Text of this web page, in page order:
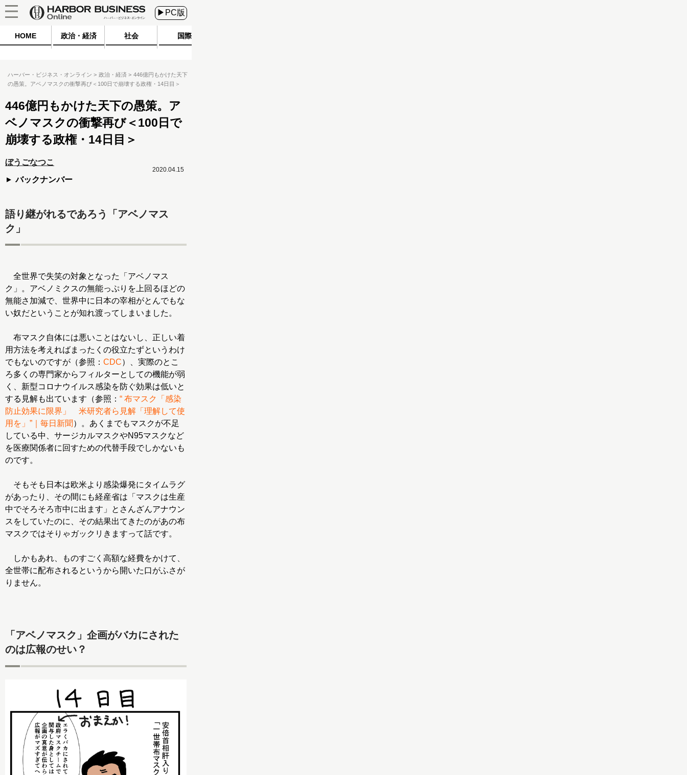
▶PC版
HOME 政治・経済 社会 国際
ハーバー・ビジネス・オンライン 政治・経済
446億円もかけた天下
の愚策。アベノマスクの衝撃再び＜100日で崩壊する政権・14日目＞
446億円もかけた天下の愚策。ア
ベノマスクの衝撃再び＜100日で
崩壊する政権・14日目＞
ぼうごなつこ
バックナンバー
2020.04.15
語り継がれるであろう「アベノマス
ク」
全世界で失笑の対象となった「アベノマス
ク」。アベノミクスの無能っぷりを上回るほどの
無能さ加減で、世界中に日本の宰相がとんでもな
い奴だということが知れ渡ってしまいました。
布マスク自体には悪いことはないし、正しい着
用方法を考えればまったくの役立たずというわけ
でもないのですが（参照： CDC）、実際のとこ
ろ多くの専門家からフィルターとしての機能が弱
く、新型コロナウイルス感染を防ぐ効果は低いと
する見解も出ています（参照： “ 布マスク「感染
防止効果に限界」 米研究者ら見解「理解して使
用を」”｜毎日新聞 ）。あくまでもマスクが不足
している中、サージカルマスクやN95マスクなど
を医療関係者に回すための代替手段でしかないも
のです。
そもそも日本は欧米より感染爆発にタイムラグ
があったり、その間にも経産省は「マスクは生産
中でそろそろ市中に出ます」とさんざんアナウン
スをしていたのに、その結果出てきたのがあの布
マスクではそりゃガックリきますって話です。
しかもあれ、ものすごく高額な経費をかけて、
全世帯に配布されるというから開いた口がふさが
りません。
「アベノマスク」企画がバカにされた
のは広報のせい？